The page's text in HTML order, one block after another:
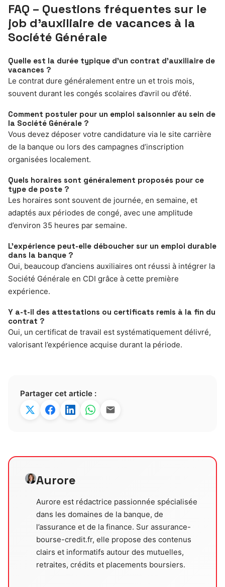
FAQ – Questions fréquentes sur le
job d’auxiliaire de vacances à la
Société Générale
Quelle est la durée typique d’un contrat d’auxiliaire de
vacances ?
Le contrat dure généralement entre un et trois mois,
souvent durant les congés scolaires d’avril ou d’été.
Comment postuler pour un emploi saisonnier au sein de
la Société Générale ?
Vous devez déposer votre candidature via le site carrière
de la banque ou lors des campagnes d’inscription
organisées localement.
Quels horaires sont généralement proposés pour ce
type de poste ?
Les horaires sont souvent de journée, en semaine, et
adaptés aux périodes de congé, avec une amplitude
d’environ 35 heures par semaine.
L’expérience peut-elle déboucher sur un emploi durable
dans la banque ?
Oui, beaucoup d’anciens auxiliaires ont réussi à intégrer la
Société Générale en CDI grâce à cette première
expérience.
Y a-t-il des attestations ou certificats remis à la fin du
contrat ?
Oui, un certificat de travail est systématiquement délivré,
valorisant l’expérience acquise durant la période.
Partager cet article :
Aurore
Aurore est rédactrice passionnée spécialisée
dans les domaines de la banque, de
l’assurance et de la finance. Sur assurance-
bourse-credit.fr, elle propose des contenus
clairs et informatifs autour des mutuelles,
retraites, crédits et placements boursiers.